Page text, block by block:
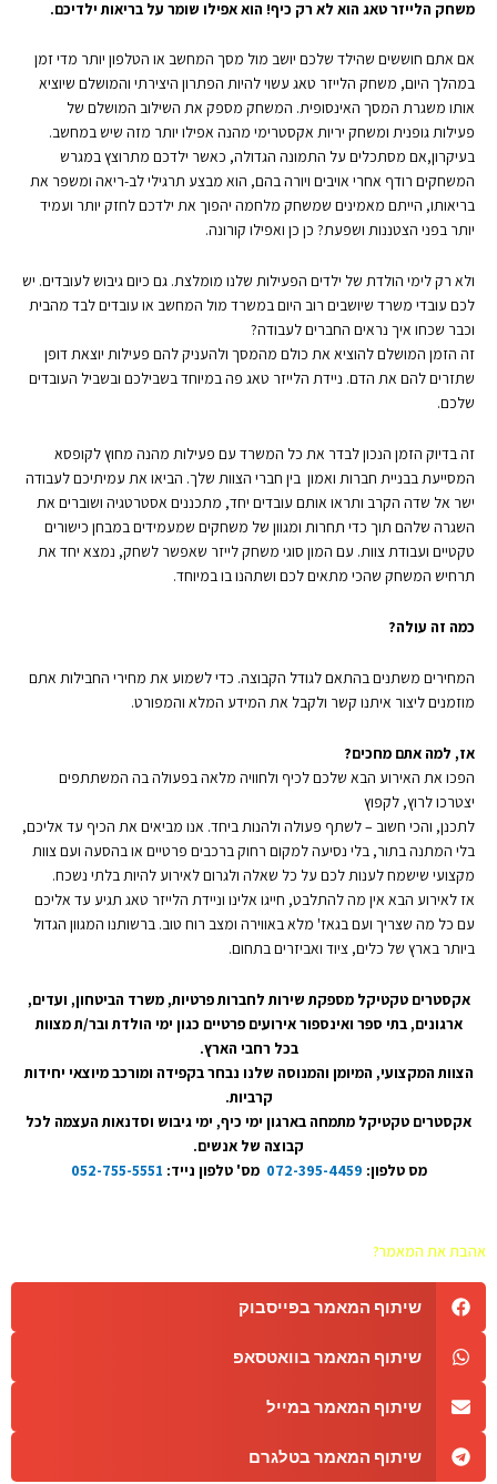
משחק הלייזר טאג הוא לא רק כיף! הוא אפילו שומר על בריאות ילדיכם.
אם אתם חוששים שהילד שלכם יושב מול מסך המחשב או הטלפון יותר מדי זמן
במהלך היום, משחק הלייזר טאג עשוי להיות הפתרון היצירתי והמושלם שיוציא
אותו משגרת המסך האינסופית. המשחק מספק את השילוב המושלם של
פעילות גופנית ומשחק יריות אקסטרימי מהנה אפילו יותר מזה שיש במחשב.
בעיקרון,אם מסתכלים על התמונה הגדולה, כאשר ילדכם מתרוצץ במגרש
המשחקים רודף אחרי אויבים ויורה בהם, הוא מבצע תרגילי לב-ריאה ומשפר את
בריאותו, הייתם מאמינים שמשחק מלחמה יהפוך את ילדכם לחזק יותר ועמיד
יותר בפני הצטננות ושפעת? כן כן ואפילו קורונה.
ולא רק לימי הולדת של ילדים הפעילות שלנו מומלצת. גם כיום גיבוש לעובדים. יש
לכם עובדי משרד שיושבים רוב היום במשרד מול המחשב או עובדים לבד מהבית
וכבר שכחו איך נראים החברים לעבודה?
זה הזמן המושלם להוציא את כולם מהמסך ולהעניק להם פעילות יוצאת דופן
שתזרים להם את הדם. ניידת הלייזר טאג פה במיוחד בשבילכם ובשביל העובדים
שלכם.
זה בדיוק הזמן הנכון לבדר את כל המשרד עם פעילות מהנה מחוץ לקופסא
המסייעת בבניית חברות ואמון בין חברי הצוות שלך. הביאו את עמיתיכם לעבודה
ישר אל שדה הקרב ותראו אותם עובדים יחד, מתכננים אסטרטגיה ושוברים את
השגרה שלהם תוך כדי תחרות ומגוון של משחקים שמעמידים במבחן כישורים
טקטיים ועבודת צוות. עם המון סוגי משחק לייזר שאפשר לשחק, נמצא יחד את
תרחיש המשחק שהכי מתאים לכם ושתהנו בו במיוחד.
כמה זה עולה?
המחירים משתנים בהתאם לגודל הקבוצה. כדי לשמוע את מחירי החבילות אתם
מוזמנים ליצור איתנו קשר ולקבל את המידע המלא והמפורט.
אז, למה אתם מחכים?
הפכו את האירוע הבא שלכם לכיף ולחוויה מלאה בפעולה בה המשתתפים
יצטרכו לרוץ, לקפוץ
לתכנן, והכי חשוב – לשתף פעולה ולהנות ביחד. אנו מביאים את הכיף עד אליכם,
בלי המתנה בתור, בלי נסיעה למקום רחוק ברכבים פרטיים או בהסעה ועם צוות
מקצועי שישמח לענות לכם על כל שאלה ולגרום לאירוע להיות בלתי נשכח.
אז לאירוע הבא אין מה להתלבט, חייגו אלינו וניידת הלייזר טאג תגיע עד אליכם
עם כל מה שצריך ועם בגאז' מלא באווירה ומצב רוח טוב. ברשותנו המגוון הגדול
ביותר בארץ של כלים, ציוד ואביזרים בתחום.
אקסטרים טקטיקל מספקת שירות לחברות פרטיות, משרד הביטחון, ועדים,
ארגונים, בתי ספר ואינספור אירועים פרטיים כגון ימי הולדת ובר/ת מצוות
בכל רחבי הארץ.
הצוות המקצועי, המיומן והמנוסה שלנו נבחר בקפידה ומורכב מיוצאי יחידות
קרביות.
אקסטרים טקטיקל מתמחה בארגון ימי כיף, ימי גיבוש וסדנאות העצמה לכל
קבוצה של אנשים.
מס טלפון: 072-395-4459 מס' טלפון נייד: 052-755-5551
אהבת את המאמר?
שיתוף המאמר בפייסבוק
שיתוף המאמר בוואטסאפ
שיתוף המאמר במייל
שיתוף המאמר בטלגרם